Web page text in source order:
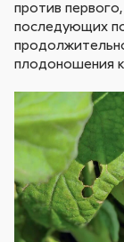
против
последующих
плодоношения